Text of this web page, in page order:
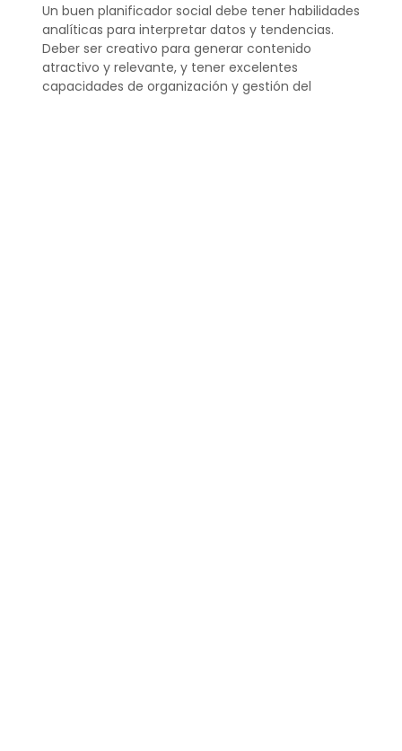
Un buen planificador social debe tener habilidades
analíticas para interpretar datos y tendencias.
Deber ser creativo para generar contenido
atractivo y relevante, y tener excelentes
capacidades de organización y gestión del